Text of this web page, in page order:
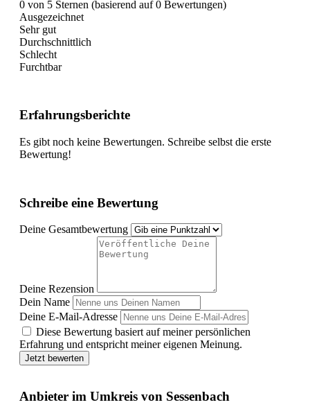
0 von 5 Sternen (basierend auf 0 Bewertungen)
Ausgezeichnet
Sehr gut
Durchschnittlich
Schlecht
Furchtbar
Erfahrungsberichte
Es gibt noch keine Bewertungen. Schreibe selbst die erste
Bewertung!
Schreibe eine Bewertung
Deine Gesamtbewertung
Deine Rezension
Dein Name
Deine E-Mail-Adresse
Diese Bewertung basiert auf meiner persönlichen
Erfahrung und entspricht meiner eigenen Meinung.
Jetzt bewerten
Anbieter im Umkreis von Sessenbach